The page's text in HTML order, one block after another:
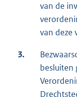
van de
van deze
3.
besluiten